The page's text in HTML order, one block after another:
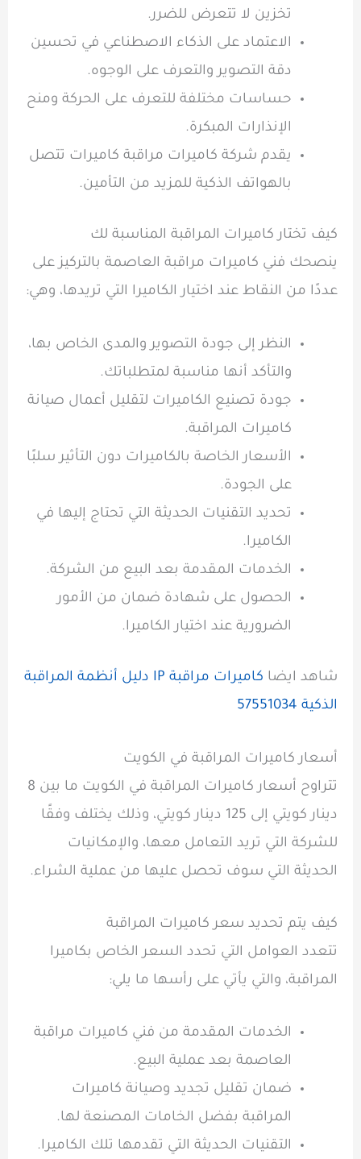
تخزين لا تتعرض للضرر.
الاعتماد على الذكاء الاصطناعي في تحسين
دقة التصوير والتعرف على الوجوه.
حساسات مختلفة للتعرف على الحركة ومنح
الإنذارات المبكرة.
يقدم شركة كاميرات مراقبة كاميرات تتصل
بالهواتف الذكية للمزيد من التأمين.
كيف تختار كاميرات المراقبة المناسبة لك
ينصحك فني كاميرات مراقبة العاصمة بالتركيز على
عددًا من النقاط عند اختيار الكاميرا التي تريدها، وهي:
النظر إلى جودة التصوير والمدى الخاص بها،
والتأكد أنها مناسبة لمتطلباتك.
جودة تصنيع الكاميرات لتقليل أعمال صيانة
كاميرات المراقبة.
الأسعار الخاصة بالكاميرات دون التأثير سلبًا
على الجودة.
تحديد التقنيات الحديثة التي تحتاج إليها في
الكاميرا.
الخدمات المقدمة بعد البيع من الشركة.
الحصول على شهادة ضمان من الأمور
الضرورية عند اختيار الكاميرا.
شاهد ايضا
كاميرات مراقبة IP دليل أنظمة المراقبة
الذكية 57551034
أسعار كاميرات المراقبة في الكويت
تتراوح أسعار كاميرات المراقبة في الكويت ما بين 8
دينار كويتي إلى 125 دينار كويتي، وذلك يختلف وفقًا
للشركة التي تريد التعامل معها، والإمكانيات
الحديثة التي سوف تحصل عليها من عملية الشراء.
كيف يتم تحديد سعر كاميرات المراقبة
تتعدد العوامل التي تحدد السعر الخاص بكاميرا
المراقبة، والتي يأتي على رأسها ما يلي:
الخدمات المقدمة من فني كاميرات مراقبة
العاصمة بعد عملية البيع.
ضمان تقليل تجديد وصيانة كاميرات
المراقبة بفضل الخامات المصنعة لها.
التقنيات الحديثة التي تقدمها تلك الكاميرا.